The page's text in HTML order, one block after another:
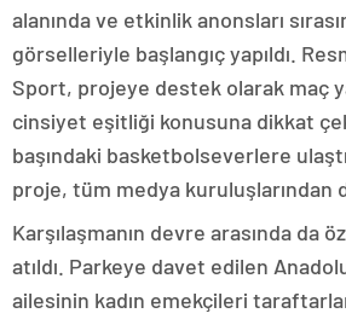
alanında ve etkinlik anonsları
görselleriyle başlangıç yapıldı.
Sport, projeye destek olarak maç
cinsiyet eşitliği konusuna dikkat
başındaki basketbolseverlere
proje, tüm medya kuruluşlarından
Karşılaşmanın devre arasında da
atıldı. Parkeye davet edilen
ailesinin kadın emekçileri